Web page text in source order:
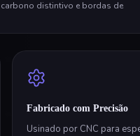
distintivo e bordas de
Fabricado com Precisão
Usinado por CNC para